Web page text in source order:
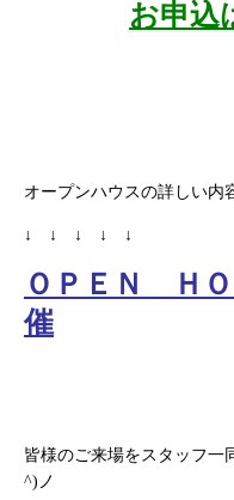
お申込
オープンハウスの詳しい内
↓ ↓ ↓ ↓ ↓
ＯＰＥＮ Ｈ
催
皆様のご来場をスタッフ一
^)ノ